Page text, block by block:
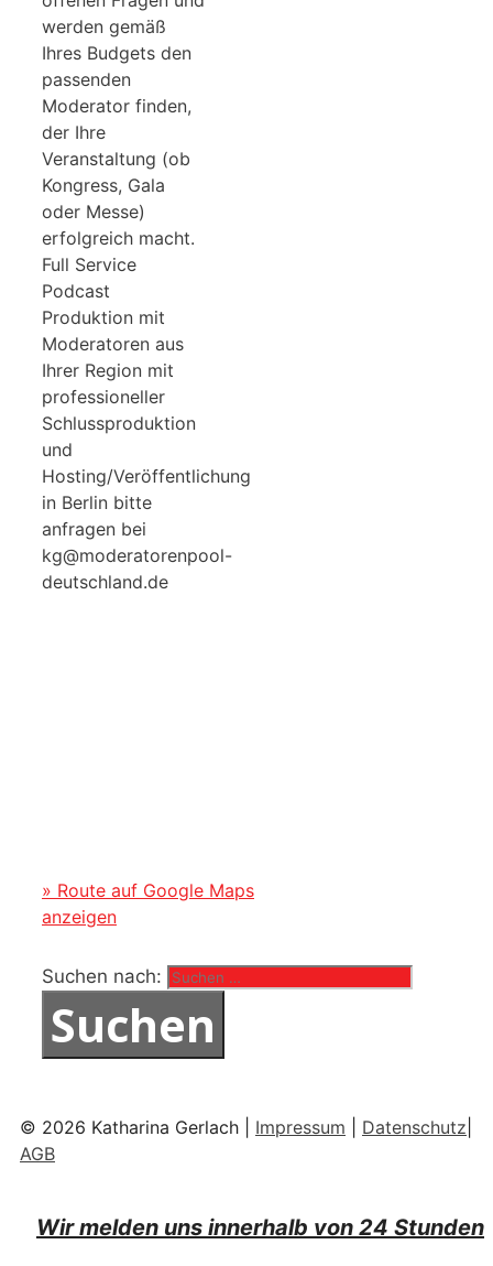
werden gemäß
Ihres Budgets den
passenden
Moderator finden,
der Ihre
Veranstaltung (ob
Kongress, Gala
oder Messe)
erfolgreich macht.
Full Service
Podcast
Produktion mit
Moderatoren aus
Ihrer Region mit
professioneller
Schlussproduktion
und
Hosting/Veröffentlichung
in Berlin bitte
anfragen bei
kg@moderatorenpool-
deutschland.de
» Route auf Google Maps
anzeigen
Suchen nach:
© 2026 Katharina Gerlach | Impressum Datenschutz
AGB
Wir melden uns innerhalb von 24 Stunden